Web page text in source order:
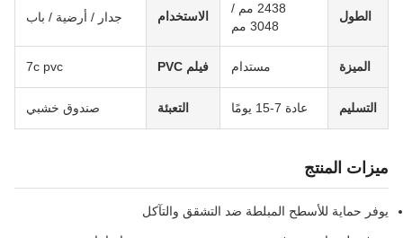
الطول
2438 مم /
3048 مم
الاستخدام جدار / أرضية / باب
الميزة مستدام فيلم PVC 7c pvc
التسليم عادة 7-15 يومًا التعبئة صندوق خشبي
ميزات المنتج
يوفر حماية للأسطح المبلطة ضد التشقق والتآكل